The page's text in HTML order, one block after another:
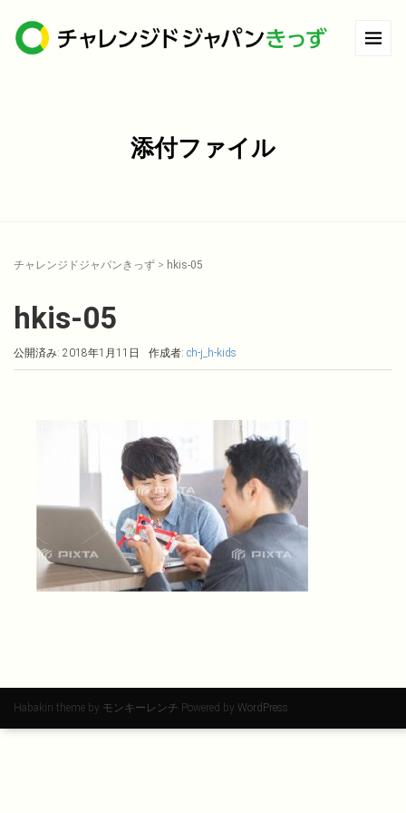
添付ファイル
チャレンジドジャパンきっず > hkis-05
hkis-05
公開済み: 2018年1月11日 作成者: ch-j_h-kids
Habakiri theme by モンキーレンチ Powered by WordPress